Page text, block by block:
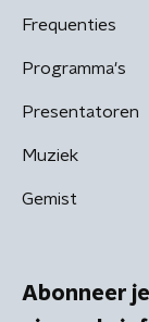
Frequenties
Programma's
Presentatoren
Muziek
Gemist
Abonneer